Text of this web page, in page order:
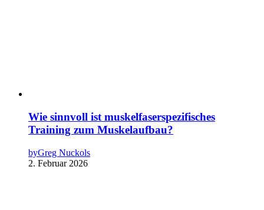
Wie sinnvoll ist muskelfaserspezifisches
Training zum Muskelaufbau?
byGreg Nuckols
2. Februar 2026